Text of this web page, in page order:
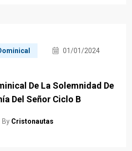
01/01/2024
De La Solemnidad De
Del Señor Ciclo B
By Cristonautas